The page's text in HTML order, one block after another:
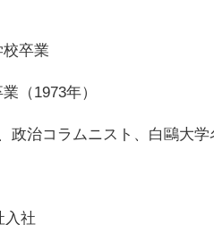
校卒業
（1973年）
政治コラムニスト、白鷗大学
入社